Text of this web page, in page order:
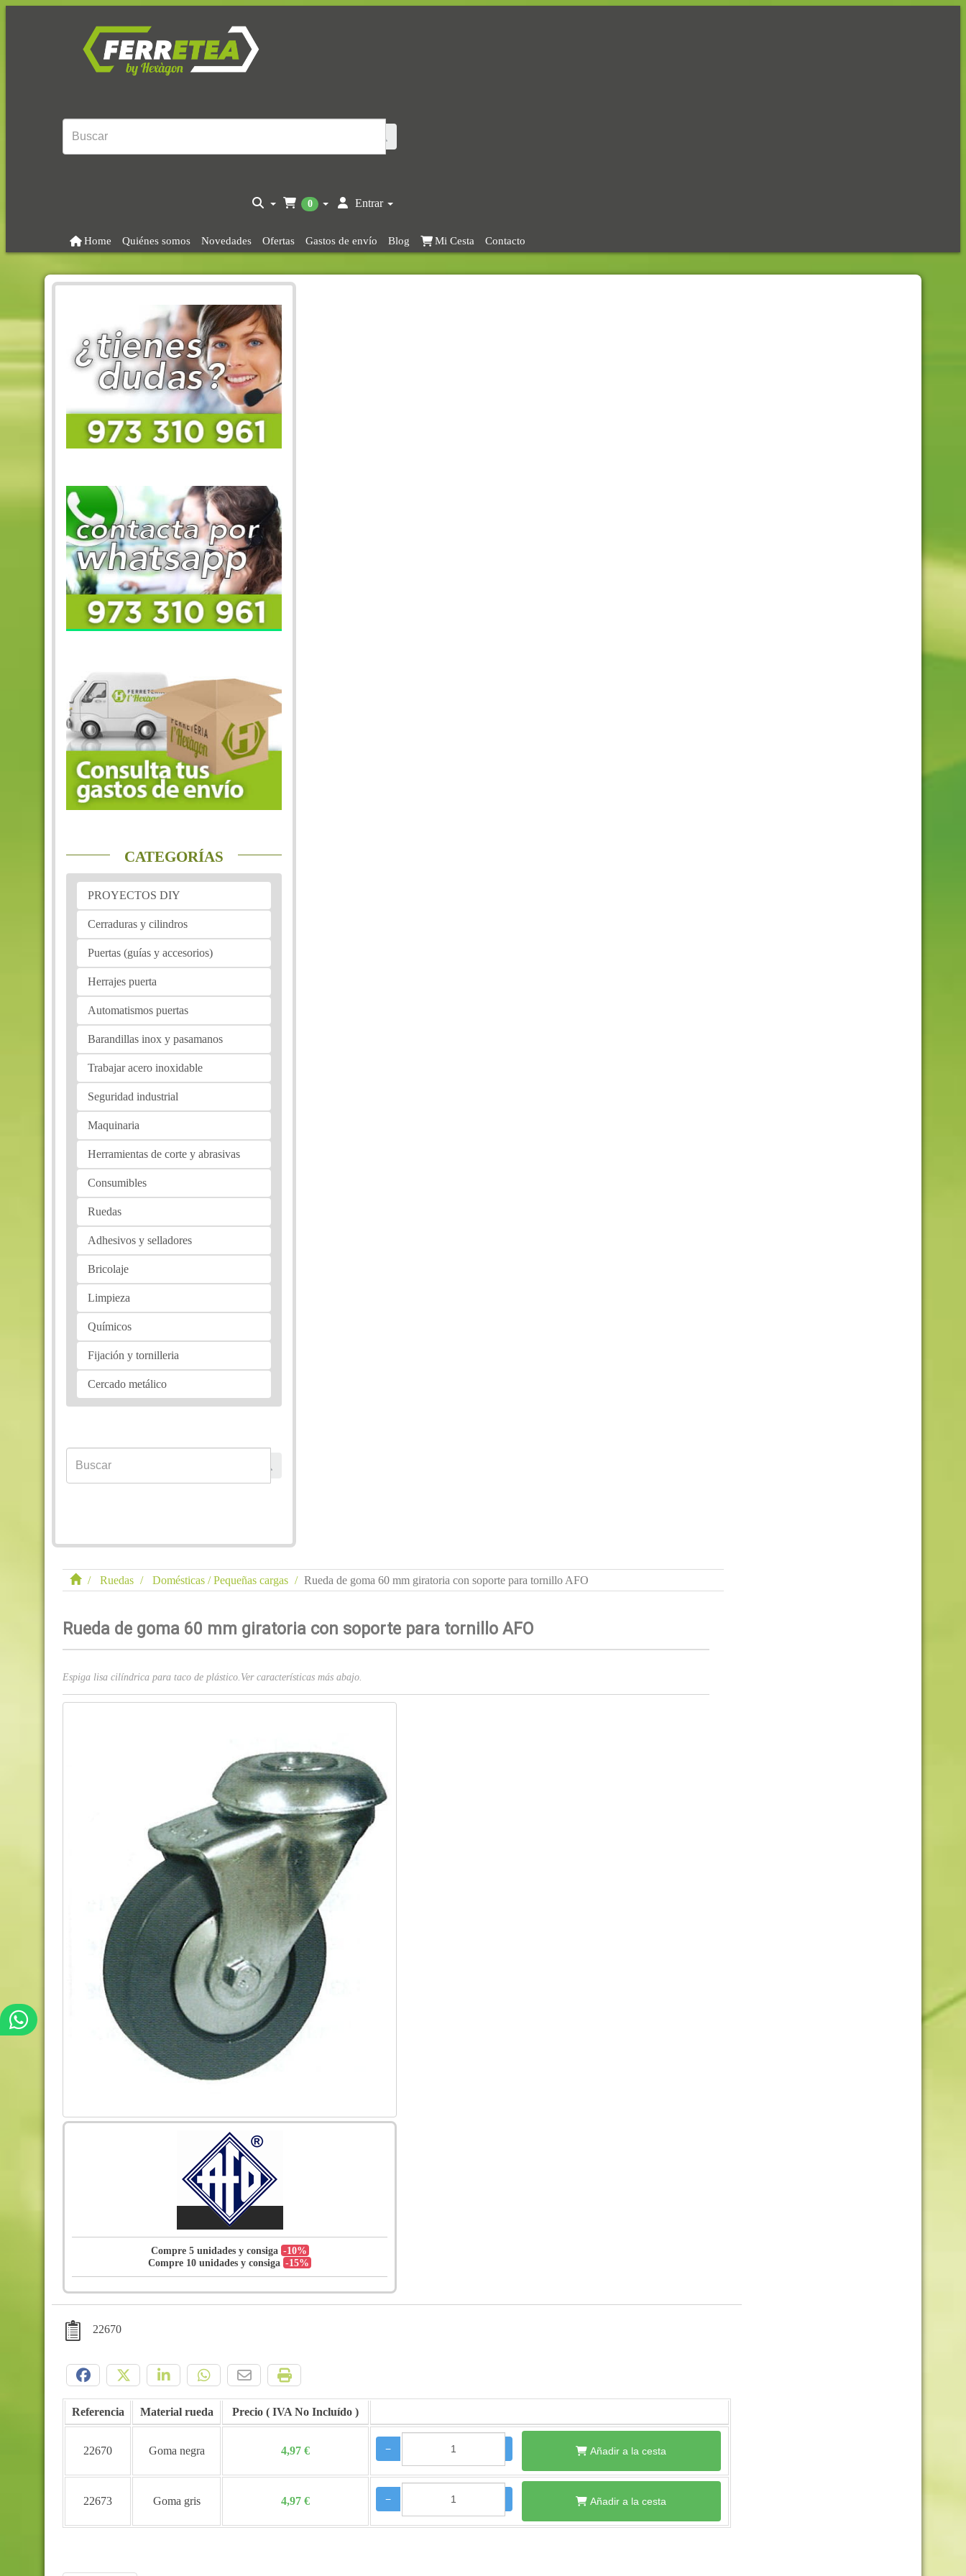
0 Entrar
Home Quiénes somos Novedades Ofertas Gastos de envío Blog Mi Cesta Contacto
CATEGORÍAS
PROYECTOS DIY
Cerraduras y cilindros
Puertas (guías y accesorios)
Herrajes puerta
Automatismos puertas
Barandillas inox y pasamanos
Trabajar acero inoxidable
Seguridad industrial
Maquinaria
Herramientas de corte y abrasivas
Consumibles
Ruedas
Adhesivos y selladores
Bricolaje
Limpieza
Químicos
Fijación y tornilleria
Cercado metálico
Ruedas Domésticas / Pequeñas cargas Rueda de goma 60 mm giratoria con soporte para tornillo AFO
Rueda de goma 60 mm giratoria con soporte para tornillo AFO
Espiga lisa cilíndrica para taco de plástico.Ver características más abajo.
Compre 5 unidades y consiga -10%
Compre 10 unidades y consiga -15%
22670
Referencia Material rueda Precio
22670 Goma negra 4,97 € − Añadir a la cesta
22673 Goma gris 4,97 € − Añadir a la cesta